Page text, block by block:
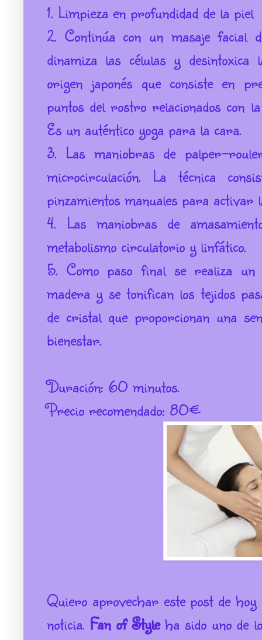
1. Limpieza en profundidad de la piel
2. Continúa con un masaje facial
dinamiza las células y
origen japonés que consiste en
puntos del rostro relacionados con
Es un auténtico yoga para la cara.
3. Las maniobras de palper-
microcirculación. La técnica
pinzamientos manuales para activar
4. Las maniobras de
metabolismo circulatorio y linfático.
5. Como paso final se realiza
madera y se tonifican los tejidos
de cristal que proporcionan una
bienestar.
Duración: 60 minutos.
Precio recomendado: 80€
Quiero aprovechar este post de
noticia. Fan of Styleha sido uno de